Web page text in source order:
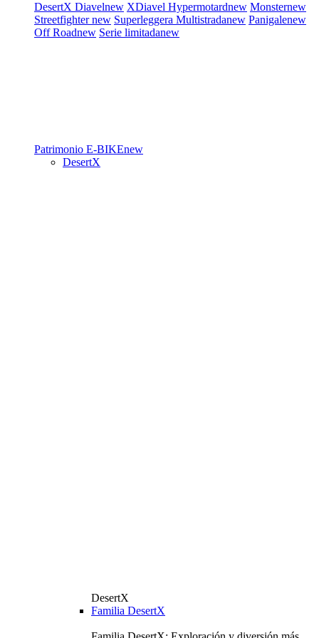
DesertX Diavelnew XDiavel Hypermotardnew Monsternew
Streetfighternew Superleggera Multistradanew Panigalenew
Off Roadnew Serie limitadanew
Patrimonio E-BIKEnew
DesertX
DesertX
Familia DesertX